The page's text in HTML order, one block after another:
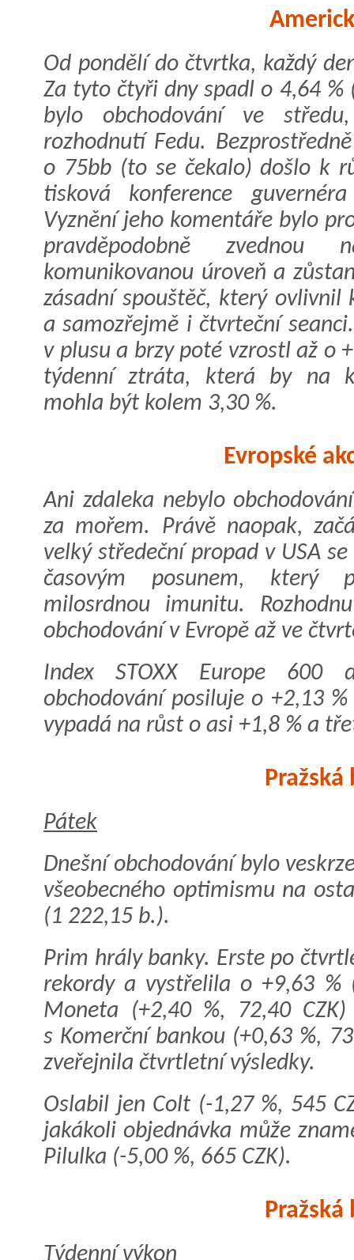
Od pondělí do čtvrtka, každý
Za tyto čtyři dny spadl o 4,64
bylo obchodování ve
rozhodnutí Fedu.
o 75bb (to se čekalo) došlo k
tisková konference
Vyznění jeho komentáře bylo
pravděpodobně
komunikovanou úroveň a
zásadní spouštěč, který ovlivnil
a samozřejmě i čtvrteční
v plusu a brzy poté vzrostl až o
týdenní ztráta, která by na
mohla být kolem 3,30 %.
Evropské
Ani zdaleka nebylo
za mořem. Právě naopak,
velký středeční propad v USA
časovým posunem, který
milosrdnou imunitu.
obchodování v Evropě až ve
Index STOXX Europe 600
obchodování posiluje o +2,13
vypadá na růst o asi +1,8 % a
Pražská
Pátek
Dnešní obchodování bylo
všeobecného optimismu na
(1 222,15 b.).
Prim hrály banky. Erste po
rekordy a vystřelila o +9,63 %
Moneta (+2,40 %, 72,40
s Komerční bankou (+0,63 %,
zveřejnila čtvrtletní výsledky.
Oslabil jen Colt (-1,27 %, 545
jakákoli objednávka může
Pilulka (-5,00 %, 665 CZK).
Pražská
Týdenní výkon